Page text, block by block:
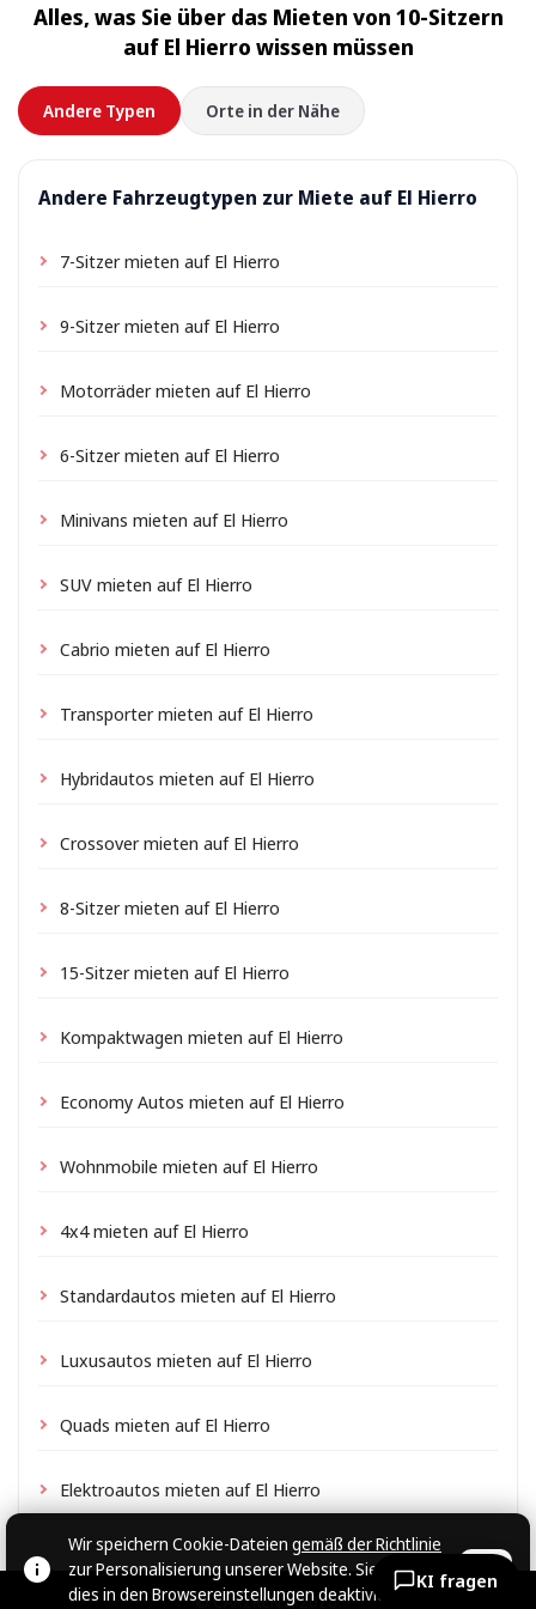
nach Lage kann eine kleine Liefergebühr anfallen, die
immer im Voraus angezeigt wird.
Alles, was Sie über das Mieten von 10-Sitzern
auf El Hierro wissen müssen
Andere Typen Orte in der Nähe
Andere Fahrzeugtypen zur Miete auf El Hierro
7-Sitzer mieten auf El Hierro
9-Sitzer mieten auf El Hierro
Motorräder mieten auf El Hierro
6-Sitzer mieten auf El Hierro
Minivans mieten auf El Hierro
SUV mieten auf El Hierro
Cabrio mieten auf El Hierro
Transporter mieten auf El Hierro
Hybridautos mieten auf El Hierro
Crossover mieten auf El Hierro
8-Sitzer mieten auf El Hierro
15-Sitzer mieten auf El Hierro
Kompaktwagen mieten auf El Hierro
Economy Autos mieten auf El Hierro
Wohnmobile mieten auf El Hierro
4x4 mieten auf El Hierro
Standardautos mieten auf El Hierro
Luxusautos mieten auf El Hierro
Quads mieten auf El Hierro
Elektroautos mieten auf El Hierro
© CARZRENT, 2026.
Wir speichern Cookie-Dateien gemäß der Richtlinie
zur Personalisierung unserer Website. Sie können
dies in den Browsereinstellungen deaktivieren.
KI fragen